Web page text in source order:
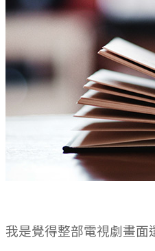
我是覺得整部電視劇畫面